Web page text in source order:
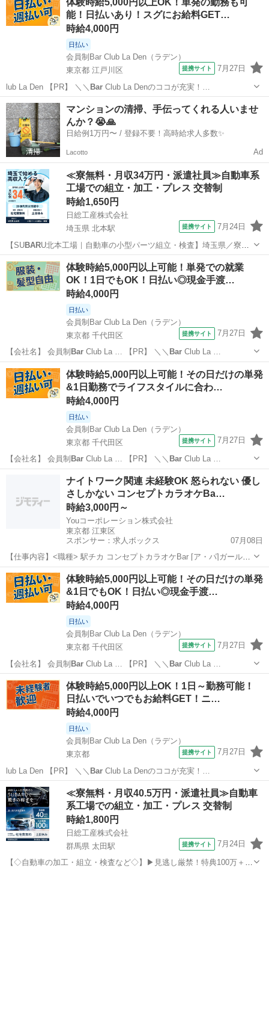
体験時給5,000円以上OK！単発の勤務も可
能！日払いあり！スグにお給料GET…
時給4,000円
日払い
会員制Bar Club La Den（ラデン）
東京都 江戸川区
提携サイト 7月27日
lub La Den 【PR】 ＼＼ BarClub La Denのココが充実！…
東京 江戸川区
マンションの清掃、手伝ってくれる人いませ
んか？😭🙏
日給例1万円〜 / 登録不要！高時給求人多数✨
Lacotto Ad
≪寮無料・月収34万円・派遣社員≫自動車系
工場での組立・加工・プレス 交替制
時給1,650円
日総工産株式会社
埼玉県 北本駅
提携サイト 7月24日
【SUBARU北本工場｜自動車の小型パーツ組立・検査】埼玉県／寮費
無料／特典60万円支給♪ お仕事内容 【SUBARU北本工場】軽作業でし
っかり稼げる！自動車の小型パーツ組立・検査 世界で愛される
「SUBARU」ブランド！...
埼玉 北本市 北本駅 その他
体験時給5,000円以上可能！単発での就業
OK！1日でもOK！日払い◎現金手渡…
時給4,000円
日払い
会員制Bar Club La Den（ラデン）
東京都 千代田区
提携サイト 7月27日
【会社名】 会員制 Bar Club La … 【PR】 ＼＼ BarClub La …
東京 千代田区 その他
体験時給5,000円以上可能！その日だけの単発
&1日勤務でライフスタイルに合わ…
時給4,000円
日払い
会員制Bar Club La Den（ラデン）
東京都 千代田区
提携サイト 7月27日
【会社名】 会員制 Bar Club La … 【PR】 ＼＼ BarClub La …
千代田区 その他
ナイトワーク関連 未経験OK 怒られない 優し
さしかない コンセプトカラオケBa…
時給3,000円～
Youコーポレーション株式会社
東京都 江東区
スポンサー：求人ボックス
07月08日
【仕事内容】<職種> 駅チカ コンセプトカラオケBar [ア・パ]ガールズ
バー・キャバクラ・スナックその他(ナイトワーク系) <雇用形態> アル
バイト・パート <給与> [ア・パ]時給3,000円～ 交通費:一部支給 安心
の送りあ...
アルバイト・パート
体験時給5,000円以上可能！その日だけの単発
&1日でもOK！日払い◎現金手渡…
時給4,000円
日払い
会員制Bar Club La Den（ラデン）
東京都 千代田区
提携サイト 7月27日
【会社名】 会員制Bar Club La … 【PR】 ＼＼ BarClub La …
東京 千代田区 その他
体験時給5,000円以上OK！1日～勤務可能！
日払いでいつでもお給料GET！ニ…
時給4,000円
日払い
会員制Bar Club La Den（ラデン）
東京都
提携サイト 7月27日
lub La Den 【PR】 ＼＼ BarClub La Denのココが充実！…
東京 その他
≪寮無料・月収40.5万円・派遣社員≫自動車
系工場での組立・加工・プレス 交替制
時給1,800円
日総工産株式会社
群馬県 太田駅
提携サイト 7月24日
【◇自動車の加工・組立・検査など◇】▶見逃し厳禁！特典100万＋寮